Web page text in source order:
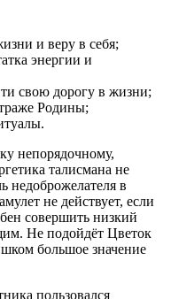
и веру в себя;
энергии и
свою дорогу в жизни;
Родины;
непорядочному,
талисмана не
недоброжелателя в
не действует, если
совершить низкий
Не подойдёт Цветок
большое значение
пользовался